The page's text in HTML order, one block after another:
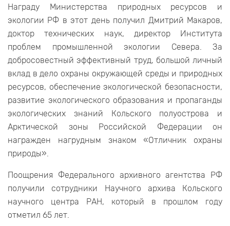
Награду Министерства природных ресурсов и
экологии РФ в этот день получил Дмитрий Макаров,
доктор технических наук, директор Института
проблем промышленной экологии Севера. За
добросовестный эффективный труд, большой личный
вклад в дело охраны окружающей среды и природных
ресурсов, обеспечение экологической безопасности,
развитие экологического образования и пропаганды
экологических знаний Кольского полуострова и
Арктической зоны Российской Федерации он
награжден нагрудным знаком «Отличник охраны
природы».
Поощрения Федерального архивного агентства РФ
получили сотрудники Научного архива Кольского
научного центра РАН, который в прошлом году
отметил 65 лет.